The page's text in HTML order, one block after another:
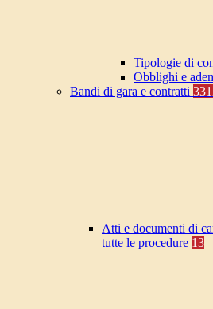
Tipologie di
Obblighi e
Bandi di gara e contratti
Atti e documenti di
tutte le procedure 13